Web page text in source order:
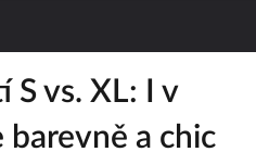
S vs. XL: I v